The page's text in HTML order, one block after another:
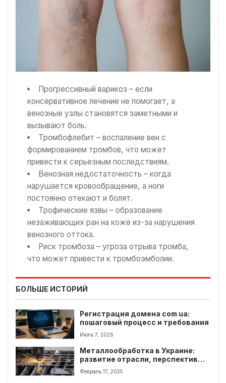
Прогрессивный варикоз – если
консервативное лечение не помогает, а
венозные узлы становятся заметными и
вызывают боль.
Тромбофлебит – воспаление вен с
формированием тромбов, что может
привести к серьезным последствиям.
Венозная недостаточность – когда
нарушается кровообращение, а ноги
постоянно отекают и болят.
Трофические язвы – образование
незаживающих ран на коже из-за нарушения
венозного оттока.
Риск тромбоза – угроза отрыва тромба,
что может привести к тромбоэмболии.
БОЛЬШЕ ИСТОРИЙ
Регистрация домена com ua:
пошаговый процесс и требования
Июль 7, 2026
Металлообработка в Украине:
развитие отрасли, перспективы и
выгодные предложения
Февраль 17, 2025